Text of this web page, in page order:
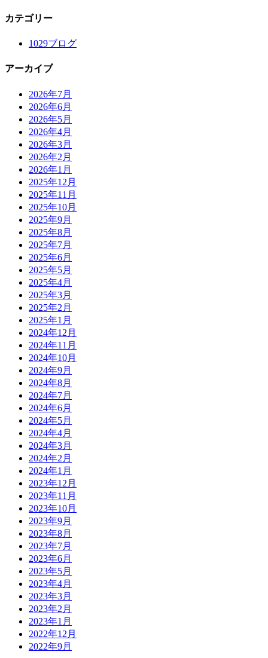
カテゴリー
1029ブログ
アーカイブ
2026年7月
2026年6月
2026年5月
2026年4月
2026年3月
2026年2月
2026年1月
2025年12月
2025年11月
2025年10月
2025年9月
2025年8月
2025年7月
2025年6月
2025年5月
2025年4月
2025年3月
2025年2月
2025年1月
2024年12月
2024年11月
2024年10月
2024年9月
2024年8月
2024年7月
2024年6月
2024年5月
2024年4月
2024年3月
2024年2月
2024年1月
2023年12月
2023年11月
2023年10月
2023年9月
2023年8月
2023年7月
2023年6月
2023年5月
2023年4月
2023年3月
2023年2月
2023年1月
2022年12月
2022年9月